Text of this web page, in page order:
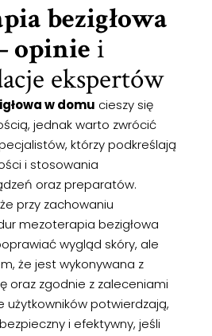
bezigłowa
opinie i
ekspertów
w domu cieszy się
jednak warto zwrócić
którzy podkreślają
i stosowania
oraz preparatów.
przy zachowaniu
mezoterapia bezigłowa
wygląd skóry, ale
że jest wykonywana z
oraz zgodnie z zaleceniami
użytkowników potwierdzają,
i efektywny, jeśli